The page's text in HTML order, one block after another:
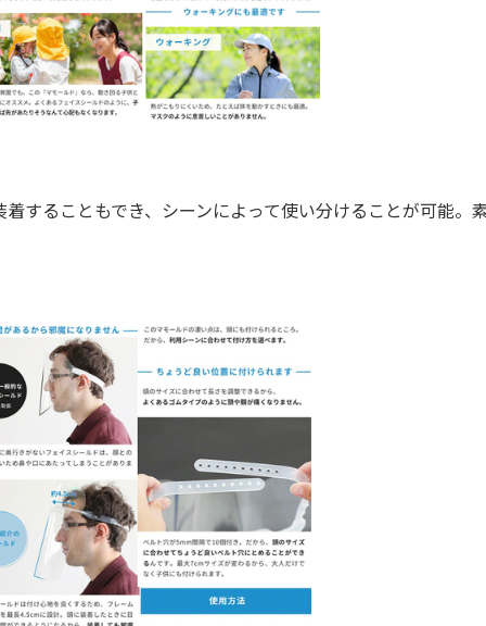
ることもでき、シーンによって使い分けることが可能。